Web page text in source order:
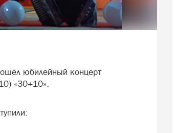
юбилейный концерт
«30+10».